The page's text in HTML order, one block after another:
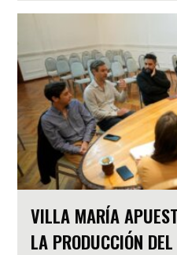
VILLA MARÍA
LA PRODUCCIÓN